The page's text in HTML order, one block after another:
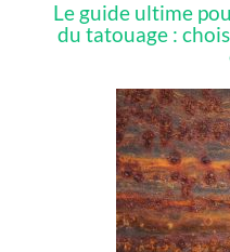
Le guide ultime
du tatouage :